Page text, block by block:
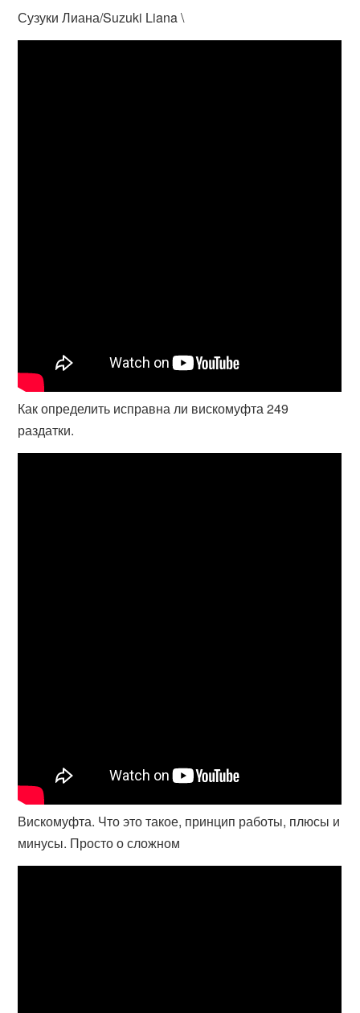
Сузуки Лиана/Suzuki Liana \
Как определить исправна ли вискомуфта 249
раздатки.
Вискомуфта. Что это такое, принцип работы, плюсы и
минусы. Просто о сложном